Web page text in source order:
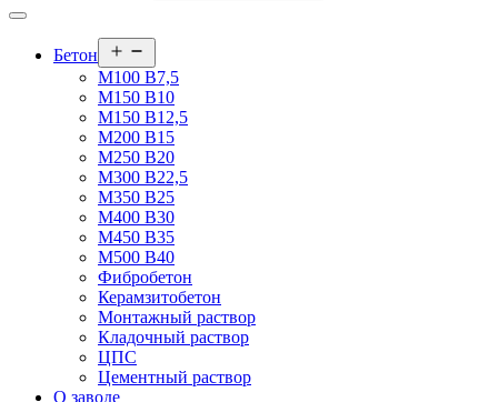
Бетон
меню
М100 В7,5
М150 В10
М150 В12,5
М200 В15
М250 В20
М300 В22,5
М350 В25
М400 В30
М450 В35
М500 В40
Фибробетон
Керамзитобетон
Монтажный раствор
Кладочный раствор
ЦПС
Цементный раствор
О заводе